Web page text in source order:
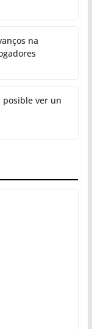
na
posible ver un